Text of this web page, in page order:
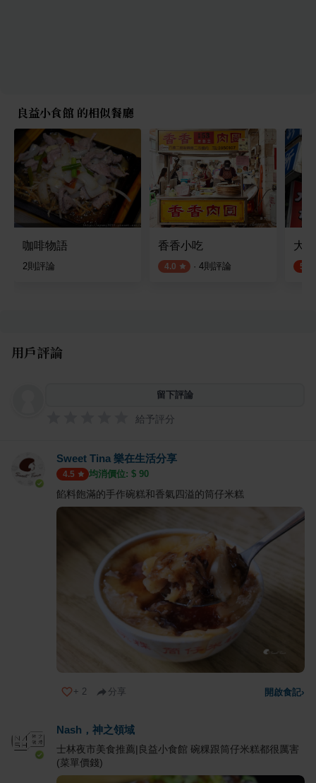
良益小食館 的相似餐廳
咖啡物語
2則評論
香香小吃
4.0 · 4則評論
大
5.0
用戶評論
留下評論
給予評分
Sweet Tina 樂在生活分享
4.5 均消價位: $ 90
餡料飽滿的手作碗糕和香氣四溢的筒仔米糕
+ 2 分享 開啟食記›
Nash，神之領域
士林夜市美食推薦|良益小食館 碗粿跟筒仔米糕都很厲害
(菜單價錢)